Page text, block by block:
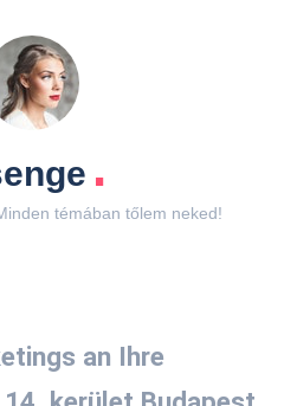
.
témában tőlem neked!
an Ihre